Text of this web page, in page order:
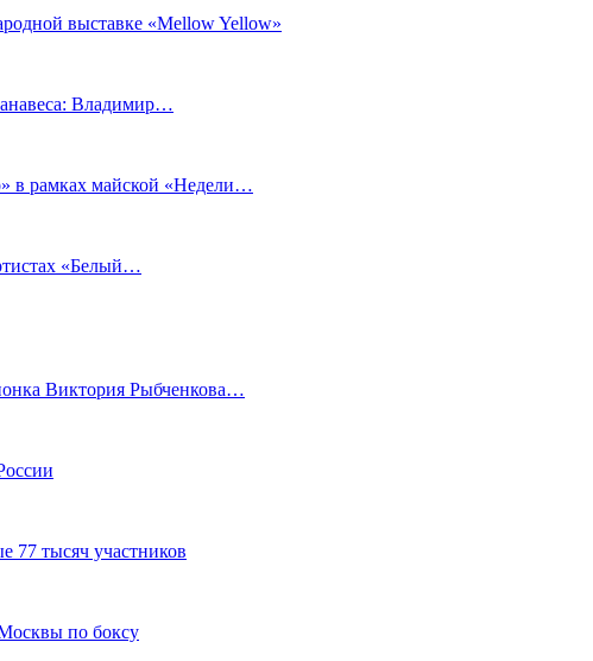
выставке «Mellow Yellow»
Владимир…
в рамках майской «Недели…
«Белый…
Виктория Рыбченкова…
77 тысяч участников
по боксу